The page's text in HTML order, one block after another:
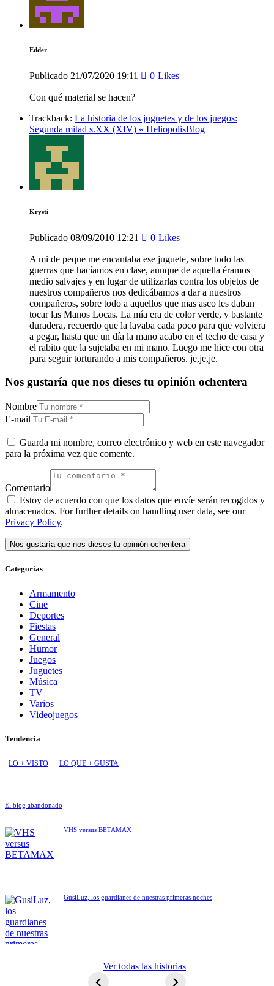
Edder
Publicado 21/07/2020 19:11 0 Likes
Con qué material se hacen?
Trackback: La historia de los juguetes y de los juegos:
Segunda mitad s.XX (XIV) « HeliopolisBlog
Krysti
Publicado 08/09/2010 12:21 0 Likes
A mi de peque me encantaba ese juguete, sobre todo las
guerras que hacíamos en clase, aunque de aquella éramos
medio salvajes y en lugar de utilizarlas contra los objetos de
nuestros compañeros nos dedicábamos a dar a nuestros
compañeros, sobre todo a aquellos que mas asco les daban
tocar las Manos Locas. La mía era de color verde, y bastante
duradera, recuerdo que la lavaba cada poco para que volviera
a pegar, hasta que un día la mano acabo en el techo de casa y
el rabito que la sujetaba en mi mano. Luego me hice con otra
para seguir torturando a mis compañeros. je,je,je.
Nos gustaría que nos dieses tu opinión ochentera
Nombre
E-mail
Guarda mi nombre, correo electrónico y web en este navegador
para la próxima vez que comente.
Comentario
Estoy de acuerdo con que los datos que envíe serán recogidos y
almacenados. For further details on handling user data, see our
Privacy Policy.
Categorias
Armamento
Cine
Deportes
Fiestas
General
Humor
Juegos
Juguetes
Música
TV
Varios
Videojuegos
Tendencia
LO + VISTO LO QUE + GUSTA
El blog abandonado
VHS versus BETAMAX
GusiLuz, los guardianes de nuestras primeras noches
extraterrestre
Ver todas las historias